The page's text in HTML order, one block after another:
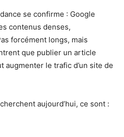
se confirme : Google
contenus denses,
forcément longs, mais
que publier un article
augmenter le trafic d’un site de
aujourd’hui, ce sont :